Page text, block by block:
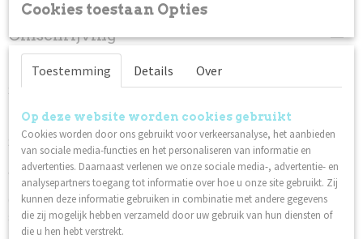
Omschrijving
Nieuwe formule & nieuwe kleuren!
Structure Base is terug met een verbeterde formule.
Eenvoud, kracht en elegantie - in één stap.
Structure Base is een alles-in-één product: basis, builder en
kleur in één flesje. Met slechts één laag bouw je een apex op en
versterk je de natuurlijke nagel effectief - snel en gemakkelijk.
Ook te gebruiken voor het aanbrengen van het Tip & Design
systeem.
Cookies toestaan Opties
Toestemming Details Over
Op deze website worden cookies gebruikt
Cookies worden door ons gebruikt voor verkeersanalyse, het aanbieden
van sociale media-functies en het personaliseren van informatie en
advertenties. Daarnaast verlenen we onze sociale media-, advertentie- en
analysepartners toegang tot informatie over hoe u onze site gebruikt. Zij
kunnen deze informatie gebruiken in combinatie met andere gegevens
die zij mogelijk hebben verzameld door uw gebruik van hun diensten of
die u hen hebt verstrekt.